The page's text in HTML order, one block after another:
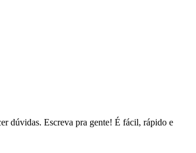
dúvidas. Escreva pra gente! É fácil, rápido e